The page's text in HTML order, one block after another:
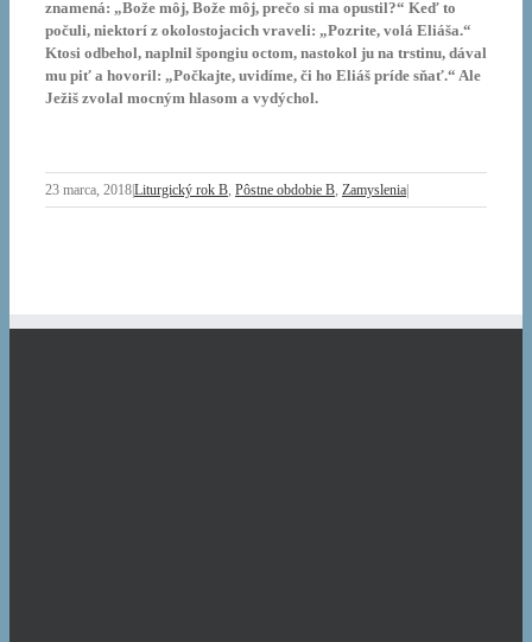
znamená: „Bože môj, Bože môj, prečo si ma opustil?“ Keď to
počuli, niektorí z okolostojacich vraveli: „Pozrite, volá Eliáša.“
Ktosi odbehol, naplnil špongiu octom, nastokol ju na trstinu, dával
mu piť a hovoril: „Počkajte, uvidíme, či ho Eliáš príde sňať.“ Ale
Ježiš zvolal mocným hlasom a vydýchol.
23 marca, 2018Liturgický rok B, Pôstne obdobie B, Zamyslenia